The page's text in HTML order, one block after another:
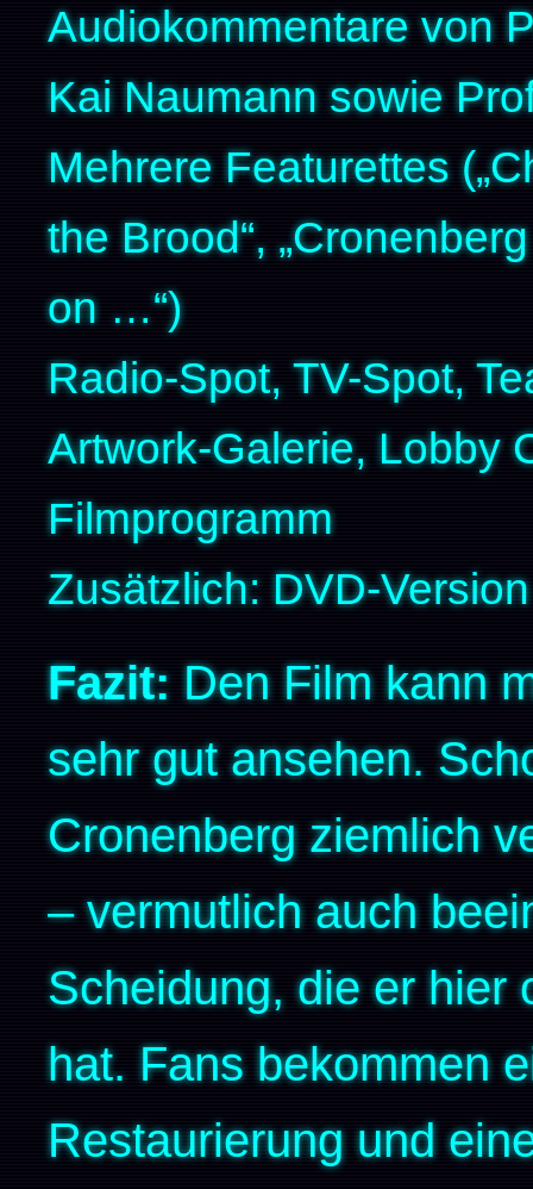
Audiokommentare von
Kai Naumann sowie
Mehrere Featurettes
the Brood“,
on …“)
Radio-Spot, TV-Spot,
Artwork-Galerie, Lobby
Filmprogramm
Zusätzlich: DVD-
Fazit: Den Film kann
sehr gut ansehen.
Cronenberg ziemlich
– vermutlich auch
Scheidung, die er hier
hat. Fans bekommen
Restaurierung und